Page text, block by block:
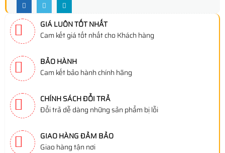
GIÁ LUÔN TỐT NHẤT
Cam kết giá tốt nhất cho Khách hàng
BẢO HÀNH
Cam kết bảo hành chính hãng
CHÍNH SÁCH ĐỔI TRẢ
Đổi trả dễ dàng những sản phẩm bị lỗi
GIAO HÀNG ĐẢM BẢO
Giao hàng tận nơi